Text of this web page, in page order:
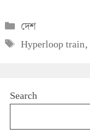
Categories
দেশ
Tags
Hyperloop train,
Search